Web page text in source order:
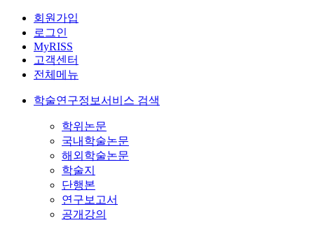
회원가입
로그인
MyRISS
고객센터
전체메뉴
학술연구정보서비스 검색
학위논문
국내학술논문
해외학술논문
학술지
단행본
연구보고서
공개강의